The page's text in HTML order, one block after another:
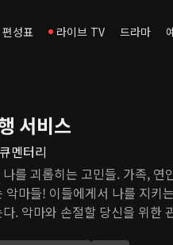
편성표 라이브 TV 드라마
서비스
멘터리
를 괴롭히는 고민들. 가족, 연
악마들! 이들에게서 나를 지키
. 악마와 손절할 당신을 위한